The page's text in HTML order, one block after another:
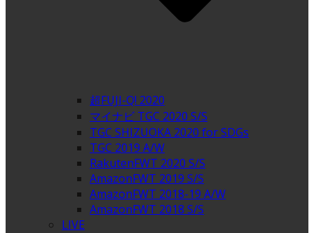
超FUJI-Q! 2020
マイナビ TGC 2020 S/S
TGC SHIZUOKA 2020 for SDGs
TGC 2019 A/W
RakutenFWT 2020 S/S
AmazonFWT 2019 S/S
AmazonFWT 2018-19 A/W
AmazonFWT 2018 S/S
LIVE